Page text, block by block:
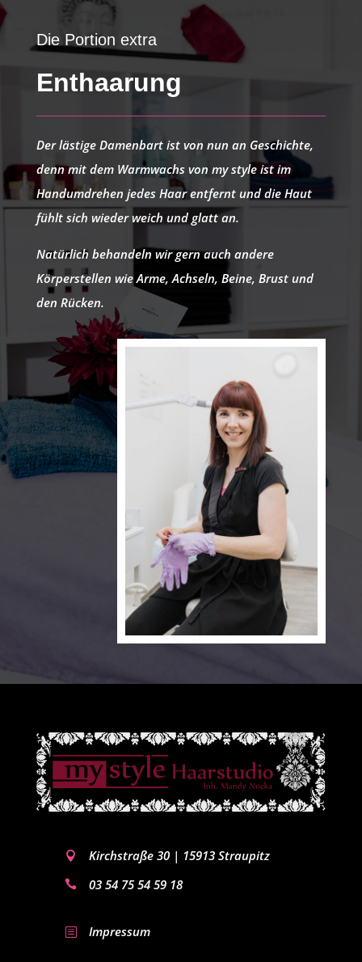
Die Portion extra
Enthaarung
Derlästige Damenbartist von nun an Geschichte,
denn mit dem Warmwachsvon my styleist im
Handumdrehen jedes Haar entfernt und die Haut
fühlt sich wieder weich und glattan.
Natürlich behandeln wir gern auch andere
Körperstellen wieArme, Achseln, Beine, Brust und
den Rücken.
 Kirchstraße 30 | 15913 Straupitz
 03 54 75 54 59 18
b Impressum